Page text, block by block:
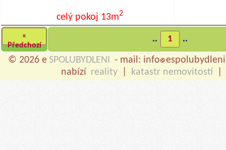
celý pokoj 13m2
«
Předchozí
.. 1 ..
© 2026 e SPOLUBYDLENI - mail: info
nabízí reality katastr nemovitostí